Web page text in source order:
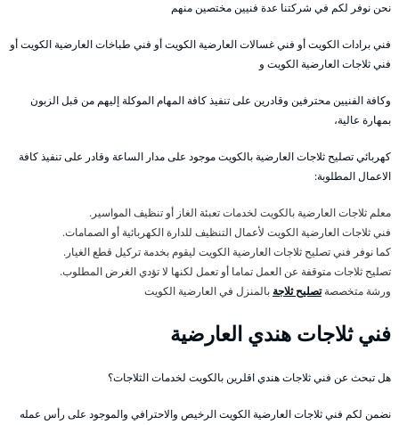
نحن نوفر لكم في شركتنا عدة فنيين مختصين منهم
فني برادات الكويت أو فني غسالات العارضية الكويت أو فني طباخات العارضية الكويت أو
فني ثلاجات العارضية الكويت و
وكافة الفنيين محترفين وقادرين على تنفيذ كافة المهام الموكلة إليهم من قبل الزبون
بمهارة عالية،
كهربائي تصليح ثلاجات العارضية بالكويت موجود على مدار الساعة وقادر على تنفيذ كافة
الاعمال المطلوبة:
معلم ثلاجات العارضية بالكويت لخدمات تعبئة الغاز أو تنظيف المواسير.
فني ثلاجات العارضية الكويت لأعمال التنظيف للدارة الكهربائية أو الصمامات.
كما نوفر فني تصليح ثلاجات العارضية الكويت ليقوم بخدمة تركيل قطع الغيار.
تصليح ثلاجات متوقفة عن العمل تماما أو تعمل لكنها لا تؤدي الغرض المطلوب.
ورشة متخصصةتصليح ثلاجة بالمنزل في العارضية الكويت
فني ثلاجات هندي العارضية
هل تبحث عن فني ثلاجات هندي اقلرين بالكويت لخدمات الثلاجات؟
نضمن لكم فني ثلاجات العارضية الكويت الرخيص والاحترافي والموجود على رأس عمله